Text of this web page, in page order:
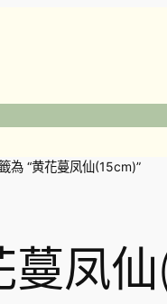
為 “黄花蔓凤仙(15cm)”
蔓凤